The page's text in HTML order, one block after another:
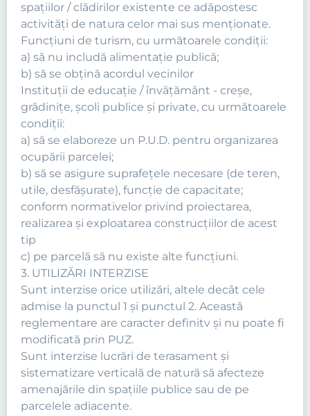
spaţiilor / clădirilor existente ce adăpostesc
activităţi de natura celor mai sus menţionate.
Funcţiuni de turism, cu următoarele condiţii:
a) să nu includă alimentaţie publică;
b) să se obţină acordul vecinilor
Instituţii de educaţie / învăţământ - creşe,
grădiniţe, şcoli publice şi private, cu următoarele
condiţii:
a) să se elaboreze un P.U.D. pentru organizarea
ocupării parcelei;
b) să se asigure suprafeţele necesare (de teren,
utile, desfăşurate), funcţie de capacitate;
conform normativelor privind proiectarea,
realizarea şi exploatarea construcţiilor de acest
tip
c) pe parcelă să nu existe alte funcţiuni.
3. UTILIZĂRI INTERZISE
Sunt interzise orice utilizări, altele decât cele
admise la punctul 1 şi punctul 2. Această
reglementare are caracter definitv şi nu poate fi
modificată prin PUZ.
Sunt interzise lucrări de terasament şi
sistematizare verticală de natură să afecteze
amenajările din spaţiile publice sau de pe
parcelele adiacente.